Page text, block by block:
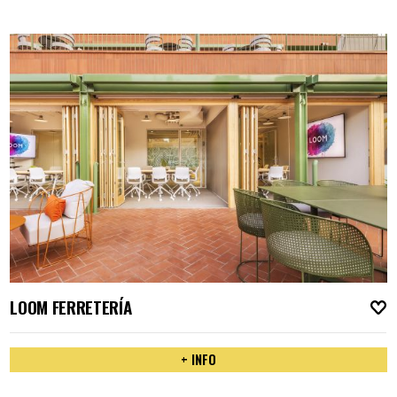
LOOM FERRETERÍA
+ INFO